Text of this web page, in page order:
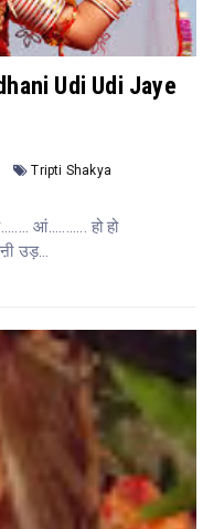
Udi Udi Jaye
Tripti Shakya
आं........... हो हो
उड़...